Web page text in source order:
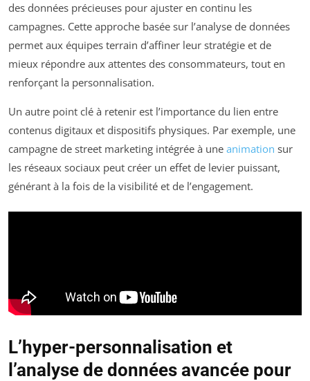
des données précieuses pour ajuster en continu les
campagnes. Cette approche basée sur l’analyse de données
permet aux équipes terrain d’affiner leur stratégie et de
mieux répondre aux attentes des consommateurs, tout en
renforçant la personnalisation.
Un autre point clé à retenir est l’importance du lien entre
contenus digitaux et dispositifs physiques. Par exemple, une
campagne de street marketing intégrée à une animation sur
les réseaux sociaux peut créer un effet de levier puissant,
générant à la fois de la visibilité et de l’engagement.
L’hyper-personnalisation et
l’analyse de données avancée pour